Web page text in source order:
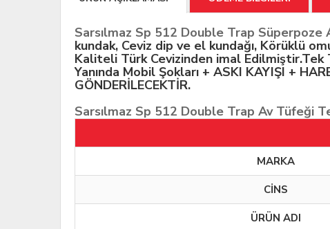
Sarsılmaz Sp 512 Double Trap Süperpoze
kundak, Ceviz dip ve el kundağı, Körüklü
Kaliteli Türk Cevizinden imal Edilmiştir.Tek
Yanında Mobil Şokları + ASKI KAYIŞI +
GÖNDERİLECEKTİR.
Sarsılmaz Sp 512 Double Trap Av Tüfeği
MARKA
CİNS
ÜRÜN ADI